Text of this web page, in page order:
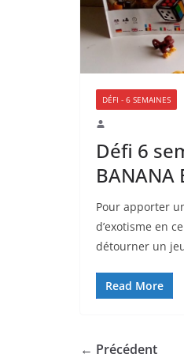
DÉFI - 6 SEMAINES
Défi 6
BANANA
Pour apporter
d’exotisme en
détourner un
Read More
← Précédent